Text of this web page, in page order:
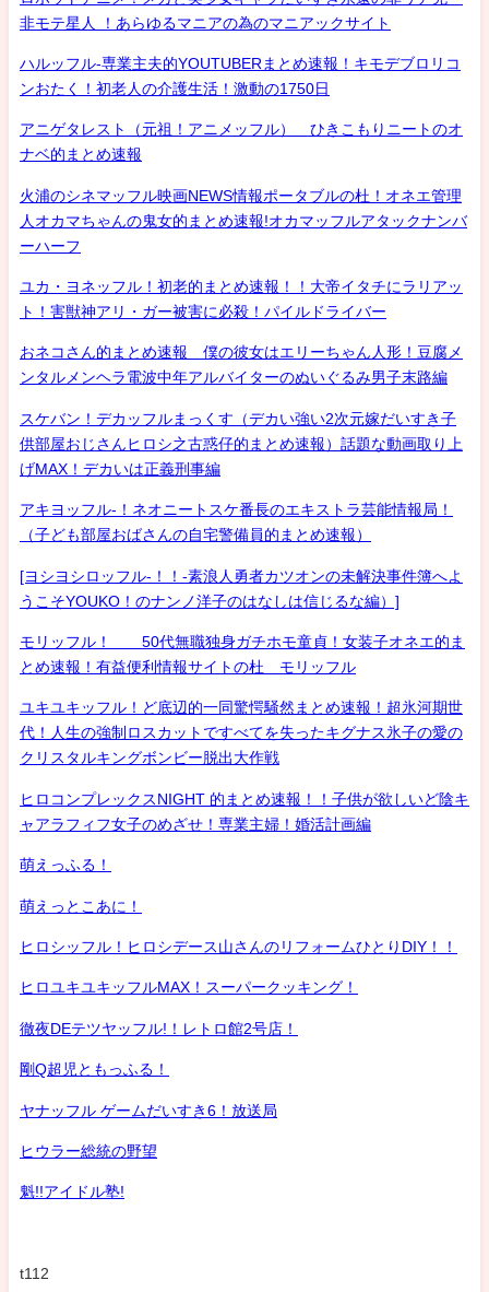
非モテ星人 ！あらゆるマニアの為のマニアックサイト
ハルッフル-専業主夫的YOUTUBERまとめ速報！キモデブロリコ
ンおたく！初老人の介護生活！激動の1750日
アニゲタレスト（元祖！アニメッフル） ひきこもりニートのオ
ナベ的まとめ速報
火浦のシネマッフル映画NEWS情報ポータブルの杜！オネエ管理
人オカマちゃんの鬼女的まとめ速報!オカマッフルアタックナンバ
ーハーフ
ユカ・ヨネッフル！初老的まとめ速報！！大帝イタチにラリアッ
ト！害獣神アリ・ガー被害に必殺！パイルドライバー
おネコさん的まとめ速報 僕の彼女はエリーちゃん人形！豆腐メ
ンタルメンヘラ電波中年アルバイターのぬいぐるみ男子末路編
スケバン！デカッフルまっくす（デカい強い2次元嫁だいすき子
供部屋おじさんヒロシ之古惑仔的まとめ速報）話題な動画取り上
げMAX！デカいは正義刑事編
アキヨッフル-！ネオニートスケ番長のエキストラ芸能情報局！
（子ども部屋おばさんの自宅警備員的まとめ速報）
[ヨシヨシロッフル-！！-素浪人勇者カツオンの未解決事件簿へよ
うこそYOUKO！のナンノ洋子のはなしは信じるな編）]
モリッフル！ 50代無職独身ガチホモ童貞！女装子オネエ的ま
とめ速報！有益便利情報サイトの杜 モリッフル
ユキユキッフル！ど底辺的一同驚愕騒然まとめ速報！超氷河期世
代！人生の強制ロスカットですべてを失ったキグナス氷子の愛の
クリスタルキングボンビー脱出大作戦
ヒロコンプレックスNIGHT 的まとめ速報！！子供が欲しいど陰キ
ャアラフィフ女子のめざせ！専業主婦！婚活計画編
萌えっふる！
萌えっとこあに！
ヒロシッフル！ヒロシデース山さんのリフォームひとりDIY！！
ヒロユキユキッフルMAX！スーパークッキング！
徹夜DEテツヤッフル!！レトロ館2号店！
剛Q超児ともっふる！
ヤナッフル ゲームだいすき6！放送局
ヒウラー総統の野望
魁!!アイドル塾!
t112